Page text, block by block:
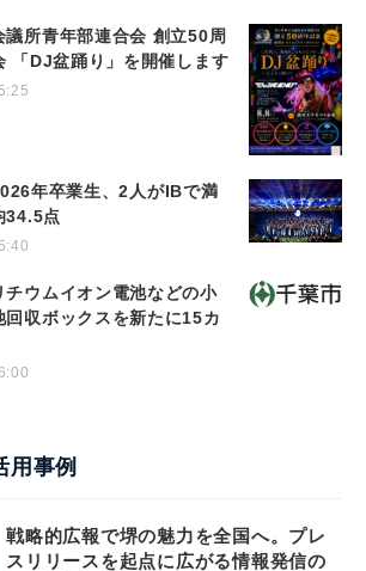
議所青年部連合会 創立50周
「DJ盆踊り」を開催します
年卒業生、2人がIBで満
34.5点
チウムイオン電池などの小
回収ボックスを新たに15カ
用事例
戦略的広報で堺の魅力を全国へ。プレ
スリリースを起点に広がる情報発信の